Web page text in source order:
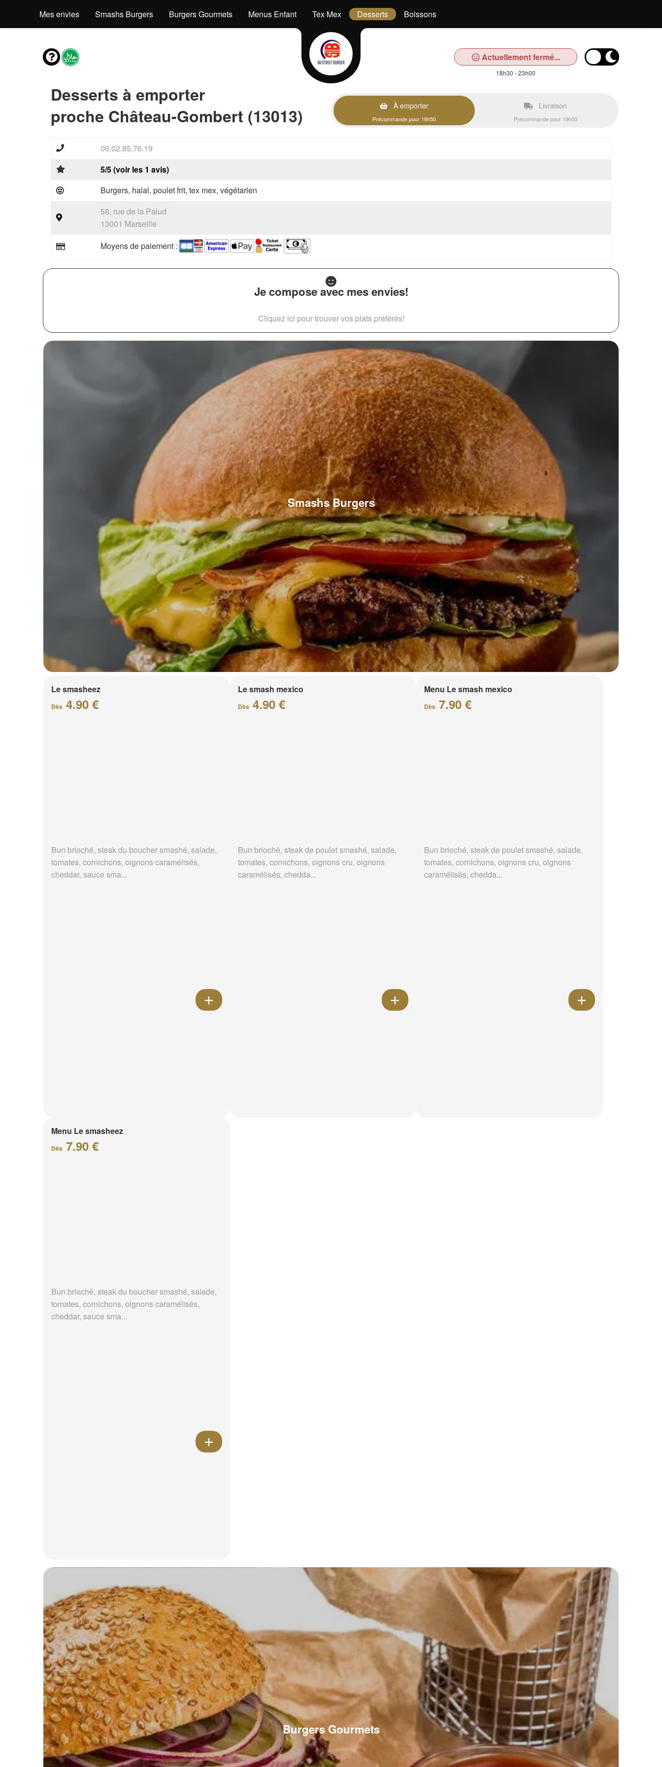
Mes envies Smashs Burgers Burgers Gourmets Menus Enfant Tex Mex Desserts Boissons
Actuellement fermé...
18h30 - 23h00
Desserts à emporter
proche Château-Gombert (13013)
À emporter
Précommande pour 18h50
Livraison
Précommande pour 19h00
06.02.85.76.19
5/5 (voir les 1 avis)
Burgers, halal, poulet frit, tex mex, végétarien
58, rue de la Palud
13001 Marseille
Moyens de paiement :
Je compose avec mes envies!
Cliquez ici pour trouver vos plats préférés!
Smashs Burgers
Le smasheez
Dès 4.90 €
Bun brioché, steak du boucher smashé, salade,
tomates, cornichons, oignons caramélisés,
cheddar, sauce sma...
Le smash mexico
Dès 4.90 €
Bun brioché, steak de poulet smashé, salade,
tomates, cornichons, oignons cru, oignons
caramélisés, chedda...
Menu Le smash mexico
Dès 7.90 €
Bun brioché, steak de poulet smashé, salade,
tomates, cornichons, oignons cru, oignons
caramélisés, chedda...
Menu Le smasheez
Dès 7.90 €
Bun brioché, steak du boucher smashé, salade,
tomates, cornichons, oignons caramélisés,
cheddar, sauce sma...
Burgers Gourmets